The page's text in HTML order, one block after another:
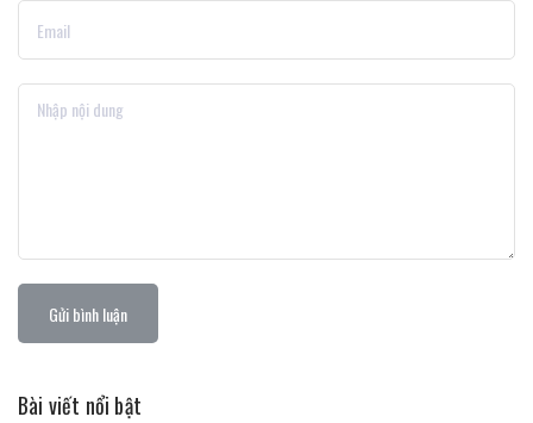
Gửi bình luận
Bài viết nổi bật